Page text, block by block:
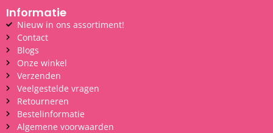
Informatie
Nieuw in ons assortiment!
Contact
Blogs
Onze winkel
Verzenden
Veelgestelde vragen
Retourneren
Bestelinformatie
Algemene voorwaarden